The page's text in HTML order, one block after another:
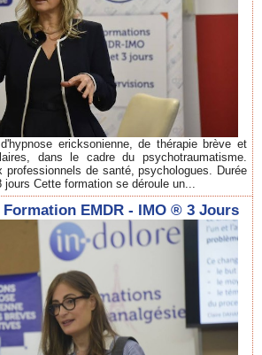
ericksonienne, de thérapie brève et
dans le cadre du psychotraumatisme.
professionnels de santé, psychologues. Durée
Cette formation se déroule un...
Formation EMDR - IMO ® 3 Jours